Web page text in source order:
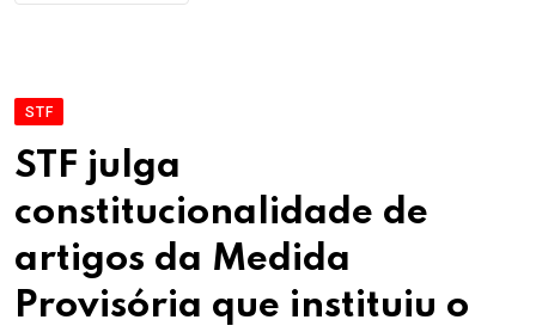
STF
STF julga
constitucionalidade de
artigos da Medida
Provisória que instituiu o